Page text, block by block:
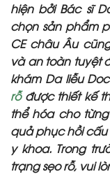
hiện bởi Bác sĩ
chọn sản phẩm
CE châu Âu
và an toàn tuyệt
khám Da liễu
rỗđược thiết kế
thể hóa cho
quả phục hồi
y khoa. Trong
trạng sẹo rỗ, vui